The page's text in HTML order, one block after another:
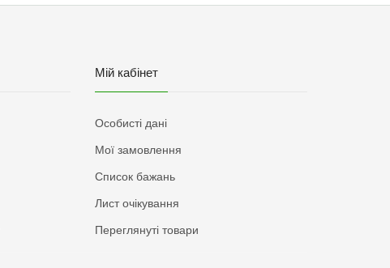
Мій кабінет
Особисті дані
Мої замовлення
Список бажань
Лист очікування
Переглянуті товари